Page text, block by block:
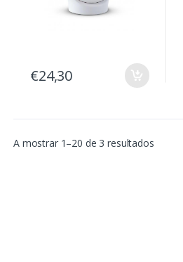
€24,30
A mostrar 1–20 de 3 resultados